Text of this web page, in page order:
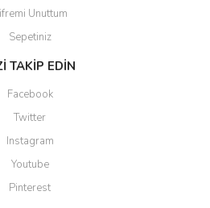
Unuttum
Sepetiniz
TAKİP EDİN
Facebook
Twitter
Instagram
Youtube
Pinterest